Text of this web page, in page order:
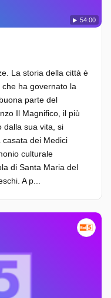
54:00
La storia della città è
ha governato la
parte del
Il Magnifico, il più
dalla sua vita, si
dei Medici
culturale
di Santa Maria del
A p...